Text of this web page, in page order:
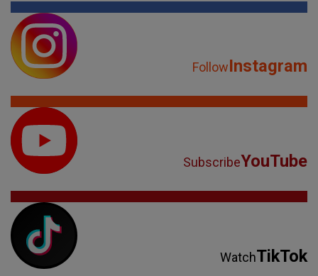
FollowInstagram
SubscribeYouTube
WatchTikTok